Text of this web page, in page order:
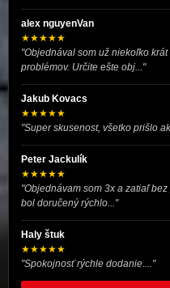
alex nguyenVan
★★★★★
"Objednával som už niekoľko
problémov. Určite ešte obj..."
Jakub Kovacs
★★★★★
"Super skusenost, všetko prišlo
Peter Jackulík
★★★★★
"Objednávam som 3x a zatiaľ
bol doručený rýchlo..."
Haly štuk
★★★★★
"Spokojnosť rýchle dodanie...."